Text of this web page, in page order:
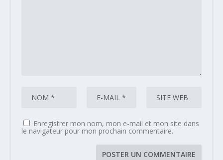
Enregistrer mon nom, mon e-mail et mon site dans
le navigateur pour mon prochain commentaire.